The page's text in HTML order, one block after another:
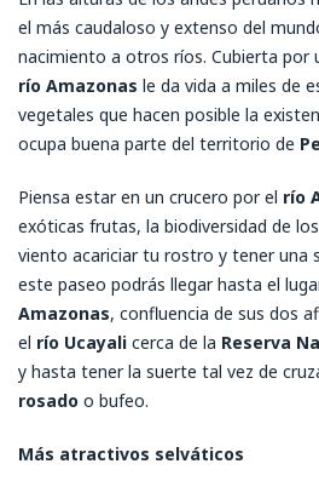
el más caudaloso y extenso del
nacimiento a otros ríos. Cubierta por
río Amazonas le da vida a miles de
vegetales que hacen posible la
ocupa buena parte del territorio de
Piensa estar en un crucero por el río
exóticas frutas, la biodiversidad de
viento acariciar tu rostro y tener una
este paseo podrás llegar hasta el
Amazonas, confluencia de sus dos
el río Ucayali cerca de la Reserva
y hasta tener la suerte tal vez de
rosado o bufeo.
Más atractivos selváticos